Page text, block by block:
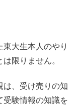
大生本人のやり
限りません。
は、受け売りの知
受験情報の知識を